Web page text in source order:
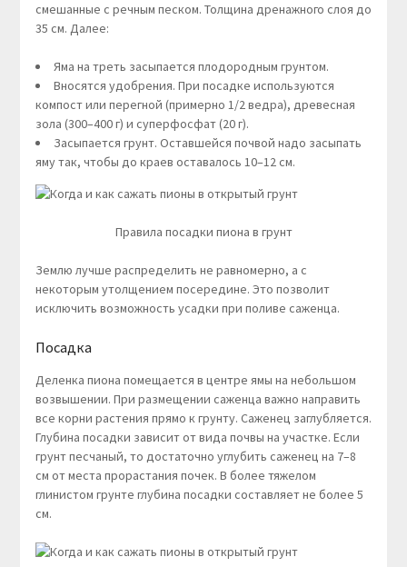
смешанные с речным песком. Толщина дренажного слоя до
35 см. Далее:
Яма на треть засыпается плодородным грунтом.
Вносятся удобрения. При посадке используются
компост или перегной (примерно 1/2 ведра), древесная
зола (300–400 г) и суперфосфат (20 г).
Засыпается грунт. Оставшейся почвой надо засыпать
яму так, чтобы до краев оставалось 10–12 см.
Правила посадки пиона в грунт
Землю лучше распределить не равномерно, а с
некоторым утолщением посередине. Это позволит
исключить возможность усадки при поливе саженца.
Посадка
Деленка пиона помещается в центре ямы на небольшом
возвышении. При размещении саженца важно направить
все корни растения прямо к грунту. Саженец заглубляется.
Глубина посадки зависит от вида почвы на участке. Если
грунт песчаный, то достаточно углубить саженец на 7–8
см от места прорастания почек. В более тяжелом
глинистом грунте глубина посадки составляет не более 5
см.